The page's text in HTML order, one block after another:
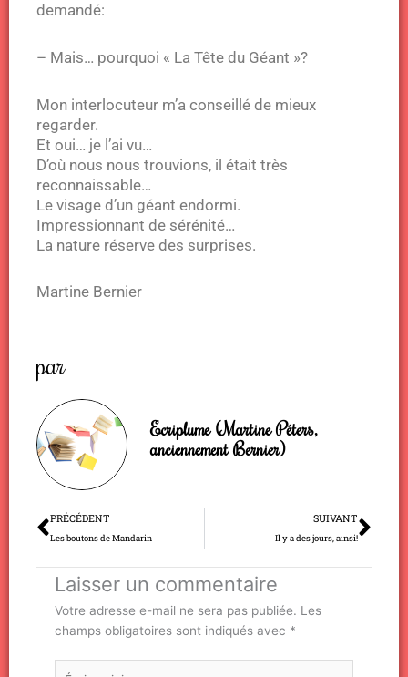
demandé:
– Mais… pourquoi « La Tête du Géant »?
Mon interlocuteur m’a conseillé de mieux
regarder.
Et oui… je l’ai vu…
D’où nous nous trouvions, il était très
reconnaissable…
Le visage d’un géant endormi.
Impressionnant de sérénité…
La nature réserve des surprises.
Martine Bernier
par
Ecriplume (Martine Péters,
anciennement Bernier)
Précédent
PRÉCÉDENT
Les boutons de Mandarin
SUIVANT
Il y a des jours, ainsi!
Laisser un commentaire
Votre adresse e-mail ne sera pas publiée. Les
champs obligatoires sont indiqués avec *
Écrivez